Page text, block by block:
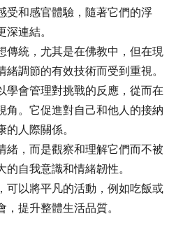
受和感官體驗，隨著它們的浮
連結。
傳統，尤其是在佛教中，但在現
調節的有效技術而受到重視。
學會管理對挑戰的反應，從而在
角。它促進對自己和他人的接納
人際關係。
緒，而是觀察和理解它們而不被
自我意識和情緒韌性。
可以將平凡的活動，例如吃飯或
提升整體生活品質。